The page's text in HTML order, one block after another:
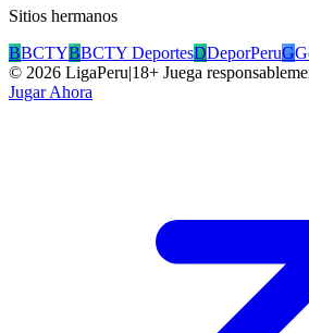
Sitios hermanos
BBCTYBBCTY DeportesDDeporPeruG
© 2026 LigaPeru|18+ Juega
Jugar Ahora